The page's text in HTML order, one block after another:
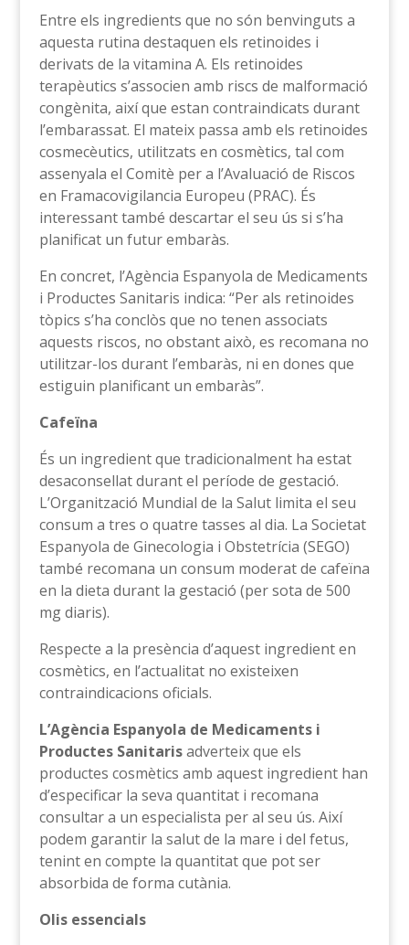
Entre els ingredients que no són benvinguts a
aquesta rutina destaquen els retinoides i
derivats de la vitamina A. Els retinoides
terapèutics s’associen amb riscs de malformació
congènita, així que estan contraindicats durant
l’embarassat. El mateix passa amb els retinoides
cosmecèutics, utilitzats en cosmètics, tal com
assenyala el Comitè per a l’Avaluació de Riscos
en Framacovigilancia Europeu (PRAC). És
interessant també descartar el seu ús si s’ha
planificat un futur embaràs.
En concret, l’Agència Espanyola de Medicaments
i Productes Sanitaris indica: “Per als retinoides
tòpics s’ha conclòs que no tenen associats
aquests riscos, no obstant això, es recomana no
utilitzar-los durant l’embaràs, ni en dones que
estiguin planificant un embaràs”.
Cafeïna
És un ingredient que tradicionalment ha estat
desaconsellat durant el període de gestació.
L’Organització Mundial de la Salut limita el seu
consum a tres o quatre tasses al dia. La Societat
Espanyola de Ginecologia i Obstetrícia (SEGO)
també recomana un consum moderat de cafeïna
en la dieta durant la gestació (per sota de 500
mg diaris).
Respecte a la presència d’aquest ingredient en
cosmètics, en l’actualitat no existeixen
contraindicacions oficials.
L’Agència Espanyola de Medicaments i
Productes Sanitarisadverteix que els
productes cosmètics amb aquest ingredient han
d’especificar la seva quantitat i recomana
consultar a un especialista per al seu ús. Així
podem garantir la salut de la mare i del fetus,
tenint en compte la quantitat que pot ser
absorbida de forma cutània.
Olis essencials